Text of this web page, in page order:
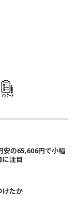
ｱﾝｹｰﾄ
安の65,606円で小幅
注目
けたか